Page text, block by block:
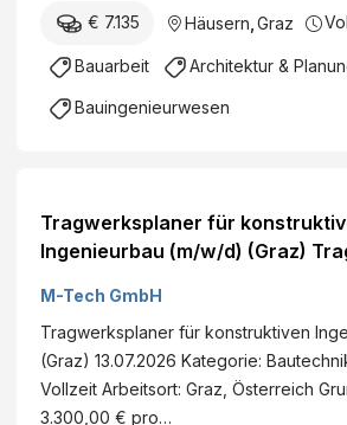
d
h
a
f
m
.
b
€ 7.135 Häusern Graz
Bauarbeit Architektur &
Bauingenieurwesen
Tragwerksplaner für
Ingenieurbau (m/w/d) (Graz)
M-Tech GmbH
Tragwerksplaner für konstruktiven
(Graz) 13.07.2026 Kategorie:
Vollzeit Arbeitsort: Graz, Österreich
3.300,00 € pro…